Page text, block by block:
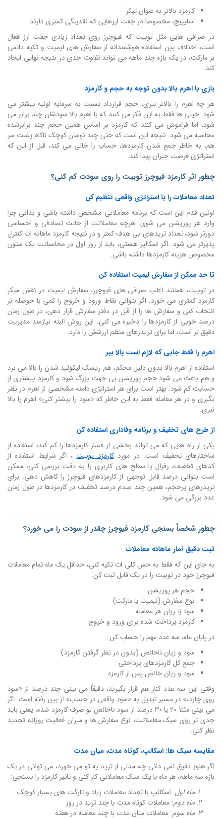
کارمزد بالاتر به عنوان تیکر
اسلیپیج، مخصوصاً در جفت ارزهایی که نقدینگی کمتری دارند
در صرافی هایی مثل توبیت که فیوچرز روی تعداد زیادی جفت ارز فعال
است، اختلاف بین استفاده هوشمندانه از سفارش های لیمیت و تکیه دائمی
بر مارکت، در یک بازه چند ماهه می تواند تفاوت جدی در نتیجه نهایی ایجاد
کند.
بازی با اهرم بالا بدون توجه به حجم و کارمزد
هر چه اهرم را بالاتر ببری، حجم قرارداد نسبت به سرمایه اولیه بیشتر می
شود. خیلی ها فقط به این فکر می کنند که با اهرم بالا سودشان چند برابر می
شود، اما فراموش می کنند که کارمزد بر اساس همین حجم چند برابرشده
محاسبه می شود. نتیجه این است که حتی چند نوسان کوچک ناکام پشت سر
هم، به خاطر جمع شدن کارمزدها، حساب را خالی می کند، قبل از این که
استراتژی فرصت جبران پیدا کند.
چطور اثر کارمزد فیوچرز توبیت را روی سودت کم کنی؟
تعداد معاملات را با استراتژی واقعی تنظیم کن
اولین قدم این است که برنامه معاملاتی مشخص داشته باشی و بدانی چرا
وارد هر پوزیشن می شوی. هرچه معاملاتت از حالت تصادفی و احساسی
دورتر شود، تعداد تریدهای بی هدف کمتر و در نتیجه کارمزد ماهانه ات کنترل
پذیرتر می شود. اگر اسکالپر هستی، باید از روز اول در محاسباتت یک ستون
مخصوص هزینه کارمزدها داشته باشی.
تا حد ممکن از سفارش لیمیت استفاده کن
در توبیت، همانند اغلب صرافی های فیوچرز، سفارش لیمیت در نقش میکر
کارمزد کمتری می خورد. اگر بتوانی نقاط ورود و خروج را کمی با حوصله تر
انتخاب کنی و سفارش ها را از قبل در دفتر سفارش قرار دهی، در طول زمان
درصد خوبی از کارمزدها را ذخیره می کنی. این روش البته نیازمند مدیریت
دقیق تر است، اما برای تریدرهای منظم ارزشش را دارد.
اهرم را فقط جایی که لازم است بالا ببر
استفاده از اهرم بالا بدون دلیل محکم، هم ریسک لیکوئید شدن را بالا می برد
و هم باعث می شود حجم پوزیشن بی جهت بزرگ شود و کارمزد بیشتری از
حسابت کم شود. بهتر است برای هر استراتژی دامنه مشخصی از اهرم در نظر
بگیری و در هر معامله فقط به این خاطر که «سود را بیشتر کنی» اهرم را بالا
نبری.
از طرح های تخفیف و برنامه وفاداری استفاده کن
یکی از راه هایی که می تواند بخشی از فشار کارمزدها را کم کند، استفاده از
ساختارهای تخفیف است. در موردکارمزد توبیت، اگر شرایط استفاده از
کدهای تخفیف، رفرال یا سطح های کاربری را به دقت بررسی کنی، ممکن
است بتوانی درصد قابل توجهی از کارمزدهای فیوچرز را کاهش دهی. برای
تریدرهای پرحجم، همین چند صدم درصد تخفیف در کارمزدها در طول زمان
عدد بزرگی می شود.
چطور شخصاً بسنجی کارمزد فیوچرز چقدر از سودت را می خورد؟
ثبت دقیق آمار ماهانه معاملات
به جای این که فقط به حس کلی ات تکیه کنی، حداقل یک ماه تمام معاملات
فیوچرز خود در توبیت را در یک فایل ثبت کن:
حجم هر پوزیشن
نوع سفارش (لیمیت یا مارکت)
سود یا زیان هر معامله
کارمزد پرداخت شده برای ورود و خروج
در پایان ماه، سه عدد مهم را حساب کن:
سود و زیان ناخالص (بدون در نظر گرفتن کارمزد)
جمع کل کارمزدهای پرداختی
سود و زیان خالص پس از کارمزد
وقتی این سه عدد کنار هم قرار بگیرند، دقیقاً می بینی چند درصد از «سود
روی چارت» در مسیر تبدیل به «سود واقعی در حساب» از بین رفته است. اگر
می بینی مثلاً ۲۰ یا ۳۰ درصد از سود ناخالص تو صرف کارمزد شده، یعنی باید
جدی تر روی سبک معاملاتت، نوع سفارش ها و میزان فعالیت روزانه تجدید
نظر کنی.
مقایسه سبک ها: اسکالپ، کوتاه مدت، میان مدت
اگر هنوز دقیق نمی دانی چه مدلی از ترید به تو می خورد، می توانی در یک
بازه سه ماهه، هر ماه با یک سبک معاملاتی کار کنی و تاثیر کارمزد را بسنجی:
ماه اول: اسکالپ با تعداد معاملات زیاد و تارگت های بسیار کوچک
ماه دوم: معاملات کوتاه مدت با چند ترید در روز
ماه سوم: معاملات میان مدت با چند معامله در هفته